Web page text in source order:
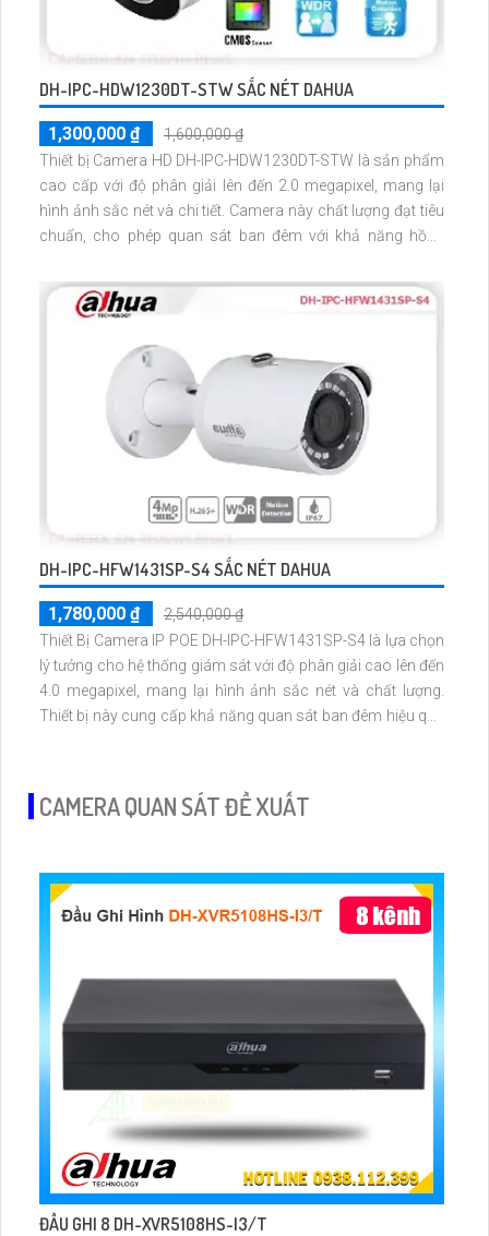
DH-IPC-HDW1230DT-STW SẮC NÉT DAHUA
1,300,000 ₫
1,600,000 ₫
Thiết bị Camera HD DH-IPC-HDW1230DT-STW là sản phẩm
cao cấp với độ phân giải lên đến 2.0 megapixel, mang lại
hình ảnh sắc nét và chi tiết. Camera này chất lượng đạt tiêu
chuẩn, cho phép quan sát ban đêm với khả năng hồng
camera này cung cấp độ bền cao và hình ảnh chất lượng
vượt trội
DH-IPC-HFW1431SP-S4 SẮC NÉT DAHUA
1,780,000 ₫
2,540,000 ₫
Thiết Bị Camera IP POE DH-IPC-HFW1431SP-S4 là lựa chọn
lý tưởng cho hệ thống giám sát với độ phân giải cao lên đến
4.0 megapixel, mang lại hình ảnh sắc nét và chất lượng.
Thiết bị này cung cấp khả năng quan sát ban đêm hiệu quả
CAMERA QUAN SÁT ĐỀ XUẤT
ĐẦU GHI 8 DH-XVR5108HS-I3/T